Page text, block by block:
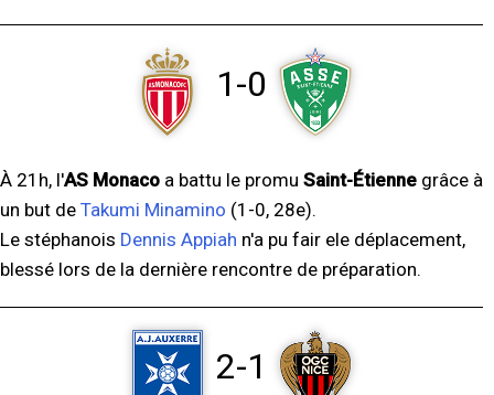
1-0
À 21h, l'AS Monaco a battu le promu Saint-Étienne grâce à
un but de Takumi Minamino (1-0, 28e).
Le stéphanois Dennis Appiah n'a pu fair ele déplacement,
blessé lors de la dernière rencontre de préparation.
2-1